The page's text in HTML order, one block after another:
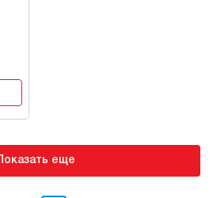
Показать еще